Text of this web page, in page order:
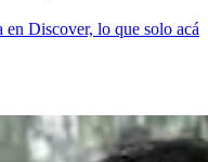
Discover, lo que solo acá